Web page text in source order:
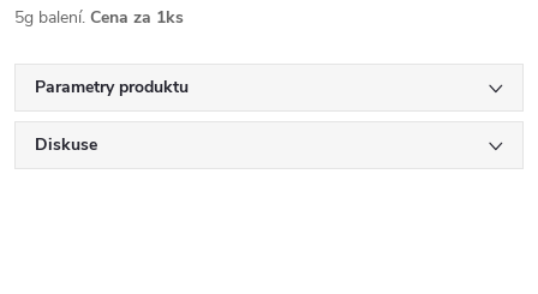
5g balení. Cena za 1ks
Parametry produktu
Diskuse